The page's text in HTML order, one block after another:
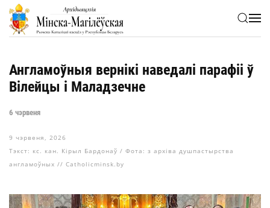
Skip to main content
Англамоўныя вернікі наведалі парафіі ў
Вілейцы і Маладзечне
6 чэрвеня
9 чэрвеня, 2026
Тэкст: кс. кан. Кірыл Бардонаў / Фота: з архіва душпастырства
англамоўных // Catholicminsk.by